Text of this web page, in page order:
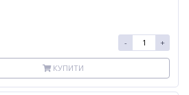
- +
КУПИТИ